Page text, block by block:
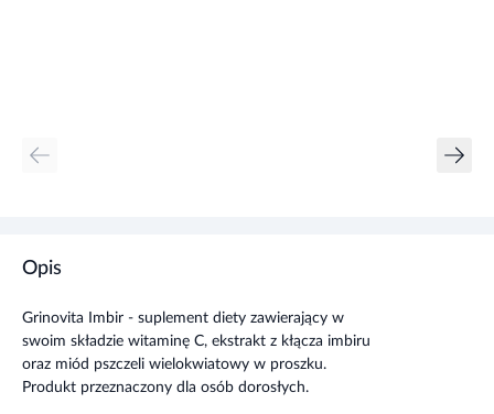
Opis
Grinovita Imbir - suplement diety zawierający w
swoim składzie witaminę C, ekstrakt z kłącza imbiru
oraz miód pszczeli wielokwiatowy w proszku.
Produkt przeznaczony dla osób dorosłych.